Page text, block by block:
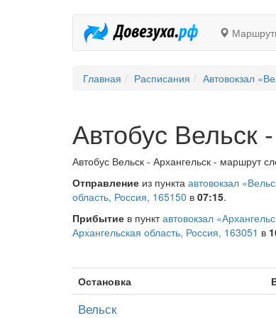
Главная Расписания Автовокзал
Автобус Вельск
Автобус Вельск - Архангельск - маршрут
Отправление из пункта автовокзал
область, Россия, 165150 в 07:15.
Прибытие в пунктавтовокзал
Архангельская область, Россия, 163051 в
Остановка
Вельск